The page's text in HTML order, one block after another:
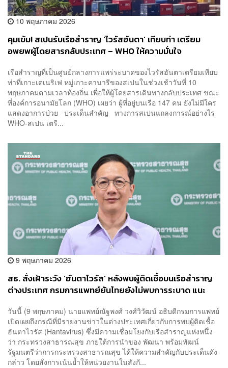
10 พฤษภาคม 2026
คุมเข้ม! สเปนรับเรือสำราญ ‘ไวรัสฮันตา’ เทียบท่า เตรียม
อพยพผู้โดยสารกลับประเทศ – WHO ให้ความมั่นใจ
เรือสำราญที่เป็นศูนย์กลางการแพร่ระบาดของไวรัสฮันตาเตรียมเทียบ
ท่าที่เกาะเตเนริเฟ หมู่เกาะคานารีของสเปนในช่วงเช้าวันที่ 10
พฤษภาคมตามเวลาท้องถิ่น เพื่อให้ผู้โดยสารเดินทางกลับประเทศ ขณะ
ที่องค์การอนามัยโลก (WHO) เผยว่า ผู้ที่อยู่บนเรือ 147 คน ยังไม่มีใคร
แสดงอาการป่วย ประเด็นสำคัญ ทางการสเปนแถลงการณ์อย่างไร
WHO-สเปน เตรี...
9 พฤษภาคม 2026
สธ. สั่งเฝ้าระวัง ‘ฮันตาไวรัส’ หลังพบผู้ติดเชื้อบนเรือสำราญ
ต่างประเทศ กรมการแพทย์ยันไทยยังไม่พบการระบาด แนะ
วันนี้ (9 พฤษภาคม) นายแพทย์ณัฐพงศ์ วงศ์วิวัฒน์ อธิบดีกรมการแพทย์
เปิดเผยถึงกรณีที่มีรายงานข่าวในต่างประเทศเกี่ยวกับการพบผู้ติดเชื้อ
ฮันตาไวรัส (Hantavirus) ซึ่งมีความเชื่อมโยงกับเรือสำราญแห่งหนึ่ง
ว่า กระทรวงสาธารณสุข ภายใต้การนำของ พัฒนา พร้อมพัฒน์
รัฐมนตรีว่าการกระทรวงสาธารณสุข ได้ให้ความสำคัญกับประเด็นดัง
กล่าว โดยสั่งการเน้นย้ำให้หน่วยงานในสังกั...